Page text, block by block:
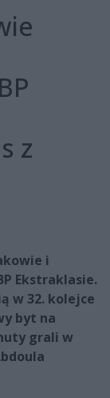
z
i
Ekstraklasie.
w 32. kolejce
byt na
grali w